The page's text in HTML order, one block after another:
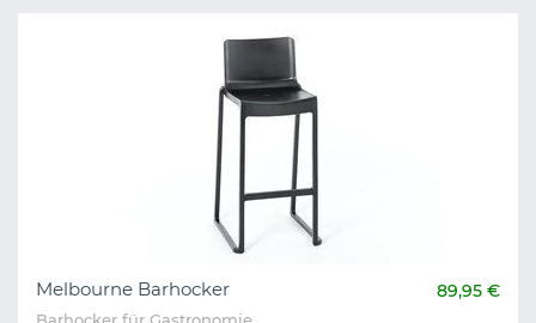
Melbourne Barhocker 89,95 €